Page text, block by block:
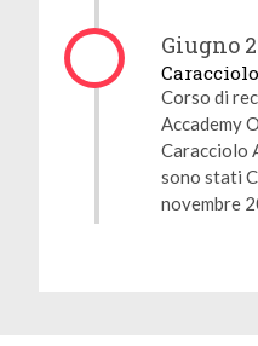
Giugno
Corso di
Accademy
Caracciolo
sono stati
novembre
Gestione dei cookie
Utilizziamo i cookie per
migliorare le prestazioni e la
A cosa servono questi
Cookie obbligatori